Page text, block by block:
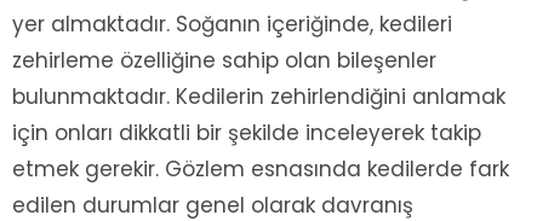
yer almaktadır. Soğanın içeriğinde, kedileri
zehirleme özelliğine sahip olan bileşenler
bulunmaktadır. Kedilerin zehirlendiğini anlamak
için onları dikkatli bir şekilde inceleyerek takip
etmek gerekir. Gözlem esnasında kedilerde fark
edilen durumlar genel olarak davranış